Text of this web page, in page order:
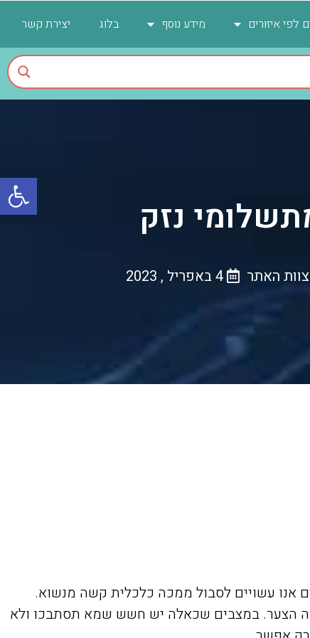
לפי איזורים מידע נוסף בלוג יצירת קשר
נזק
צוות האתר 4 באפריל , 2023
אנו עשויים לסבול ממכה כלכלית קשה מנשוא.
הצער. במצבים שכאלה יש חשש שמא תסתבכו ולא